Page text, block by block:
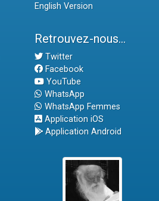
English Version
Retrouvez-nous...
Twitter
Facebook
YouTube
WhatsApp
WhatsApp Femmes
Application iOS
Application Android